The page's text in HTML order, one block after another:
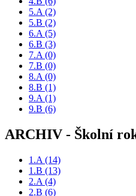
5.A (2)
5.B (2)
6.A (5)
6.B (3)
7.A (0)
7.B (0)
8.A (0)
8.B (1)
9.A (1)
9.B (6)
ARCHIV - Školní
1.A (14)
1.B (13)
2.A (4)
2.B (6)